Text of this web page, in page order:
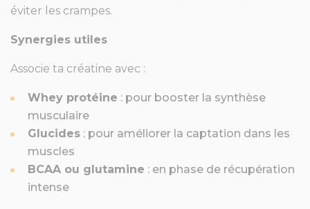
éviter les crampes.
Synergies utiles
Associe ta créatine avec :
Whey protéine : pour booster la synthèse
musculaire
Glucides : pour améliorer la captation dans les
muscles
BCAA ou glutamine : en phase de récupération
intense